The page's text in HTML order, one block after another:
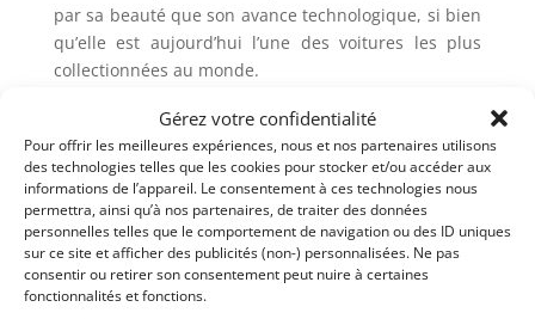
Gérez votre confidentialité
Pour offrir les meilleures expériences, nous et nos partenaires utilisons
des technologies telles que les cookies pour stocker et/ou accéder aux
informations de l’appareil. Le consentement à ces technologies nous
permettra, ainsi qu’à nos partenaires, de traiter des données
personnelles telles que le comportement de navigation ou des ID uniques
sur ce site et afficher des publicités (non-) personnalisées. Ne pas
consentir ou retirer son consentement peut nuire à certaines
fonctionnalités et fonctions.
par sa beauté que son avance technologique, si bien
qu’elle est aujourd’hui l’une des voitures les plus
collectionnées au monde.
Notre DS est une variante 23 à carburateur (moteur
DX4) en boite de vitesses manuelle à 5 rapports et
finition Pallas, mise en circulation le 10 janvier 1973.
Relativement peu diffusé, il s’agit d’un modèle
intéressant car polyvalent, dans la mesure où il
dispose du moteur 2,3L de 115 chevaux DIN (124 ch
SAE) plus coupleux, en version à carburateur double
corps, associé à la boite de vitesses mécanique, tous